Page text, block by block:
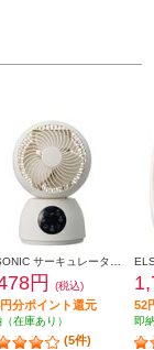
円 (税込)
分ポイント還元
在庫あり）
(5件)
52
即